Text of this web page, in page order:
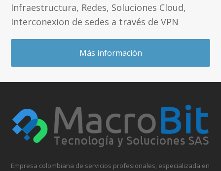
Infraestructura, Redes, Soluciones Cloud,
Interconexion de sedes a través de VPN
Más información
Empresa colombiana de servicios profesionales, especializada en